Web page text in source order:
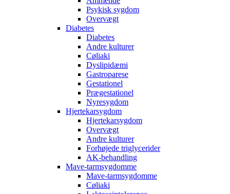
Psykisk sygdom
Overvægt
Diabetes
Diabetes
Andre kulturer
Cøliaki
Dyslipidæmi
Gastroparese
Gestationel
Prægestationel
Nyresygdom
Hjertekarsygdom
Hjertekarsygdom
Overvægt
Andre kulturer
Forhøjede triglycerider
AK-behandling
Mave-tarmsygdomme
Mave-tarmsygdomme
Cøliaki